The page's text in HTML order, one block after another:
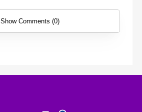
Show Comments (0)